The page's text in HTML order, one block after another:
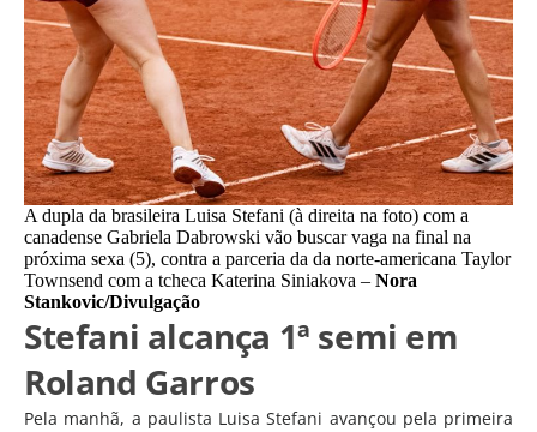
A dupla da brasileira Luisa Stefani (à direita na foto) com a
canadense Gabriela Dabrowski vão buscar vaga na final na
próxima sexa (5), contra a parceria da da norte-americana Taylor
Townsend com a tcheca Katerina Siniakova – Nora
Stankovic/Divulgação
Stefani alcança 1ª semi em
Roland Garros
Pela manhã, a paulista Luisa Stefani avançou pela primeira